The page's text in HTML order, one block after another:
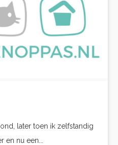
later toen ik zelfstandig
nu een...